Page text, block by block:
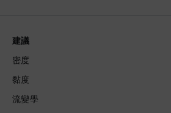
建議
密度
黏度
流變學